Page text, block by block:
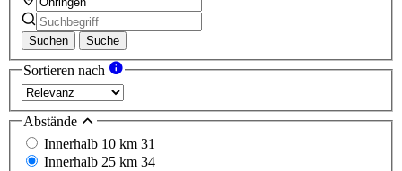
Suchen Suche
Sortieren nach
Abstände
Innerhalb 10 km 31
Innerhalb 25 km 34